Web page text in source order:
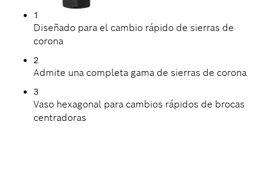
1
Diseñado para el cambio rápido de sierras de
corona
2
Admite una completa gama de sierras de corona
3
Vaso hexagonal para cambios rápidos de brocas
centradoras